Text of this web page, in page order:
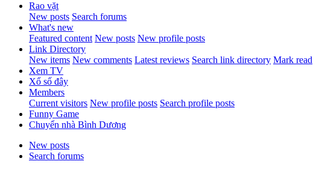
Rao vặt
New posts Search forums
What's new
Featured content New posts New profile posts
Link Directory
New items New comments Latest reviews Search link directory Mark read
Xem TV
Xổ số đây
Members
Current visitors New profile posts Search profile posts
Funny Game
Chuyển nhà Bình Dương
New posts
Search forums